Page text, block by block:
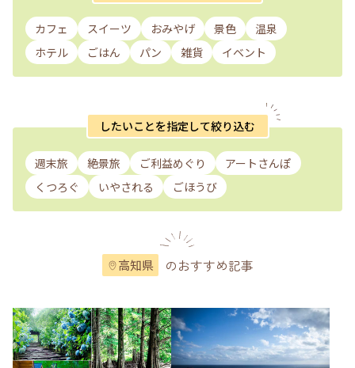
カフェ スイーツ おみやげ 景色
温泉
ホテル
ごはん パン 雑貨 イベント
したいことを指定して絞り込む
週末旅 絶景旅 ご利益めぐり
アートさんぽ
くつろぐ
いやされる ごほうび
高知県 のおすすめ記事